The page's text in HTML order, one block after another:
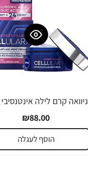
₪88.00
הוסף לעגלה